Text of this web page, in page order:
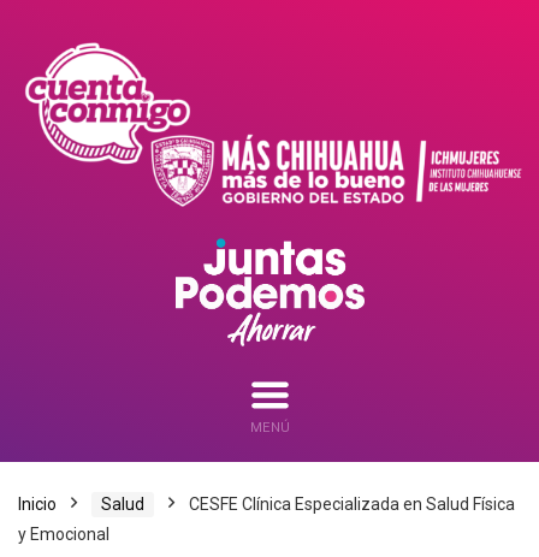
MENÚ
Inicio Salud
CESFE Clínica Especializada en Salud Física
y Emocional